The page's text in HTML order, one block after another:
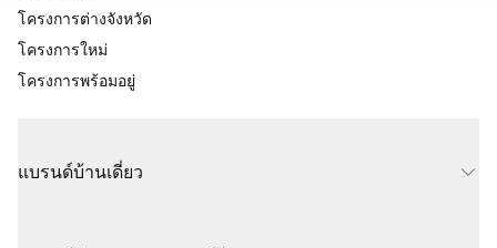
โครงการต่างจังหวัด
โครงการใหม่
โครงการพร้อมอยู่
แบรนด์บ้านเดี่ยว